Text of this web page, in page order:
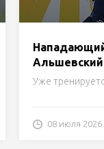
Уже
08 июля 2026